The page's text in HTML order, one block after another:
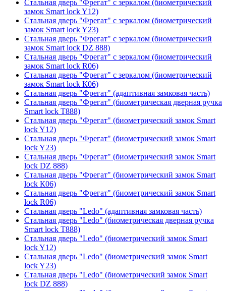
Стальная дверь "Фрегат" с зеркалом (биометрический
замок Smart lock Y12)
Стальная дверь "Фрегат" с зеркалом (биометрический
замок Smart lock Y23)
Стальная дверь "Фрегат" с зеркалом (биометрический
замок Smart lock DZ 888)
Стальная дверь "Фрегат" с зеркалом (биометрический
замок Smart lock R06)
Стальная дверь "Фрегат" с зеркалом (биометрический
замок Smart lock К06)
Стальная дверь "Фрегат" (адаптивная замковая часть)
Стальная дверь "Фрегат" (биометрическая дверная ручка
Smart lock T888)
Стальная дверь "Фрегат" (биометрический замок Smart
lock Y12)
Стальная дверь "Фрегат" (биометрический замок Smart
lock Y23)
Стальная дверь "Фрегат" (биометрический замок Smart
lock DZ 888)
Стальная дверь "Фрегат" (биометрический замок Smart
lock К06)
Стальная дверь "Фрегат" (биометрический замок Smart
lock R06)
Стальная дверь "Ledo" (адаптивная замковая часть)
Стальная дверь "Ledo" (биометрическая дверная ручка
Smart lock T888)
Стальная дверь "Ledo" (биометрический замок Smart
lock Y12)
Стальная дверь "Ledo" (биометрический замок Smart
lock Y23)
Стальная дверь "Ledo" (биометрический замок Smart
lock DZ 888)